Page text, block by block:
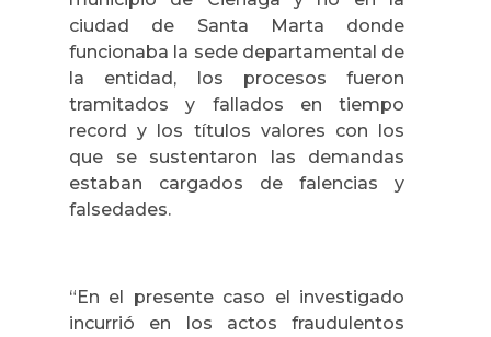
ciudad de Santa Marta donde
funcionaba la sede departamental de
la entidad, los procesos fueron
tramitados y fallados en tiempo
record y los títulos valores con los
que se sustentaron las demandas
estaban cargados de falencias y
falsedades.
“En el presente caso el investigado
incurrió en los actos fraudulentos